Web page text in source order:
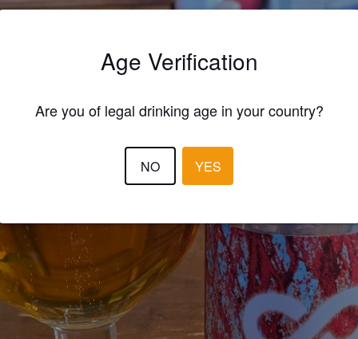
Age Verification
Are you of legal drinking age in your country?
NO YES